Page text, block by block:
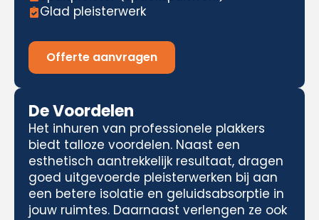
Glad pleisterwerk
Offerte aanvragen
De Voordelen
Het inhuren van professionele plakkers
biedt talloze voordelen. Naast een
esthetisch aantrekkelijk resultaat, dragen
goed uitgevoerde pleisterwerken bij aan
een betere isolatie en geluidsabsorptie in
jouw ruimtes. Daarnaast verlengen ze ook